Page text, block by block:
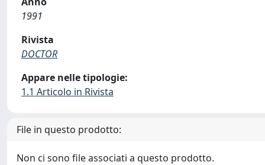
1991
Rivista
DOCTOR
Appare nelle tipologie:
1.1 Articolo in Rivista
File in questo prodotto:
Non ci sono file associati a questo prodotto.